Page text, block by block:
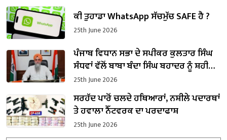
ਕੀ ਤੁਹਾਡਾ WhatsApp ਸੱਚਮੁੱਚ SAFE ਹੈ ?
25th June 2026
ਪੰਜਾਬ ਵਿਧਾਨ ਸਭਾ ਦੇ ਸਪੀਕਰ ਕੁਲਤਾਰ ਸਿੰਘ
ਸੰਧਵਾਂ ਵੱਲੋਂ ਬਾਬਾ ਬੰਦਾ ਸਿੰਘ ਬਹਾਦਰ ਨੂੰ ਸ਼ਹੀਦੀ
ਦਿਹਾੜੇ ’ਤੇ ਸ਼ਰਧਾਂਜਲੀ ਭੇਟ
25th June 2026
ਸਰਹੱਦ ਪਾਰੋਂ ਚਲਦੇ ਹਥਿਆਰਾਂ, ਨਸ਼ੀਲੇ ਪਦਾਰਥਾਂ
ਤੇ ਹਵਾਲਾ ਨੈੱਟਵਰਕ ਦਾ ਪਰਦਾਫਾਸ਼
25th June 2026